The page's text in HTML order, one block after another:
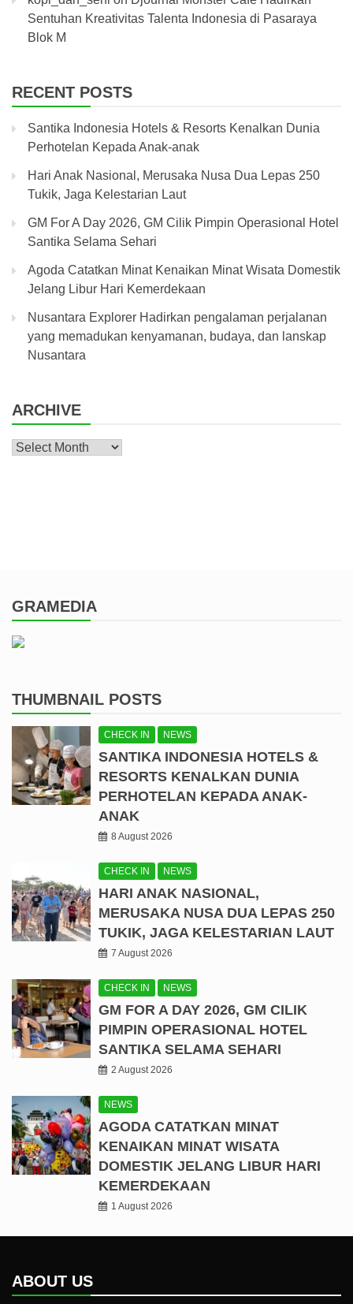
Sentuhan Kreativitas Talenta Indonesia di Pasaraya
Blok M
RECENT POSTS
Santika Indonesia Hotels & Resorts Kenalkan Dunia
Perhotelan Kepada Anak-anak
Hari Anak Nasional, Merusaka Nusa Dua Lepas 250
Tukik, Jaga Kelestarian Laut
GM For A Day 2026, GM Cilik Pimpin Operasional Hotel
Santika Selama Sehari
Agoda Catatkan Minat Kenaikan Minat Wisata Domestik
Jelang Libur Hari Kemerdekaan
Nusantara Explorer Hadirkan pengalaman perjalanan
yang memadukan kenyamanan, budaya, dan lanskap
Nusantara
ARCHIVE
Archive
GRAMEDIA
THUMBNAIL POSTS
CHECK IN NEWS
SANTIKA INDONESIA HOTELS &
RESORTS KENALKAN DUNIA
PERHOTELAN KEPADA ANAK-
ANAK
8 August 2026
CHECK IN NEWS
HARI ANAK NASIONAL,
MERUSAKA NUSA DUA LEPAS 250
TUKIK, JAGA KELESTARIAN LAUT
7 August 2026
CHECK IN NEWS
GM FOR A DAY 2026, GM CILIK
PIMPIN OPERASIONAL HOTEL
SANTIKA SELAMA SEHARI
2 August 2026
NEWS
AGODA CATATKAN MINAT
KENAIKAN MINAT WISATA
DOMESTIK JELANG LIBUR HARI
KEMERDEKAAN
1 August 2026
ABOUT US